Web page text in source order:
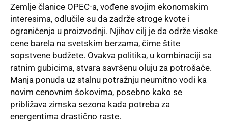
Zemlje članice OPEC-a, vođene svojim ekonomskim
interesima, odlučile su da zadrže stroge kvote i
ograničenja u proizvodnji. Njihov cilj je da održe visoke
cene barela na svetskim berzama, čime štite
sopstvene budžete. Ovakva politika, u kombinaciji sa
ratnim gubicima, stvara savršenu oluju za potrošače.
Manja ponuda uz stalnu potražnju neumitno vodi ka
novim cenovnim šokovima, posebno kako se
približava zimska sezona kada potreba za
energentima drastično raste.